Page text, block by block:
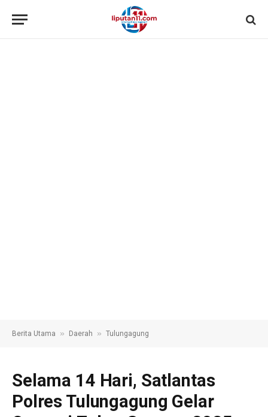
Berita Utama » Daerah » Tulungagung
Selama 14 Hari, Satlantas
Polres Tulungagung Gelar